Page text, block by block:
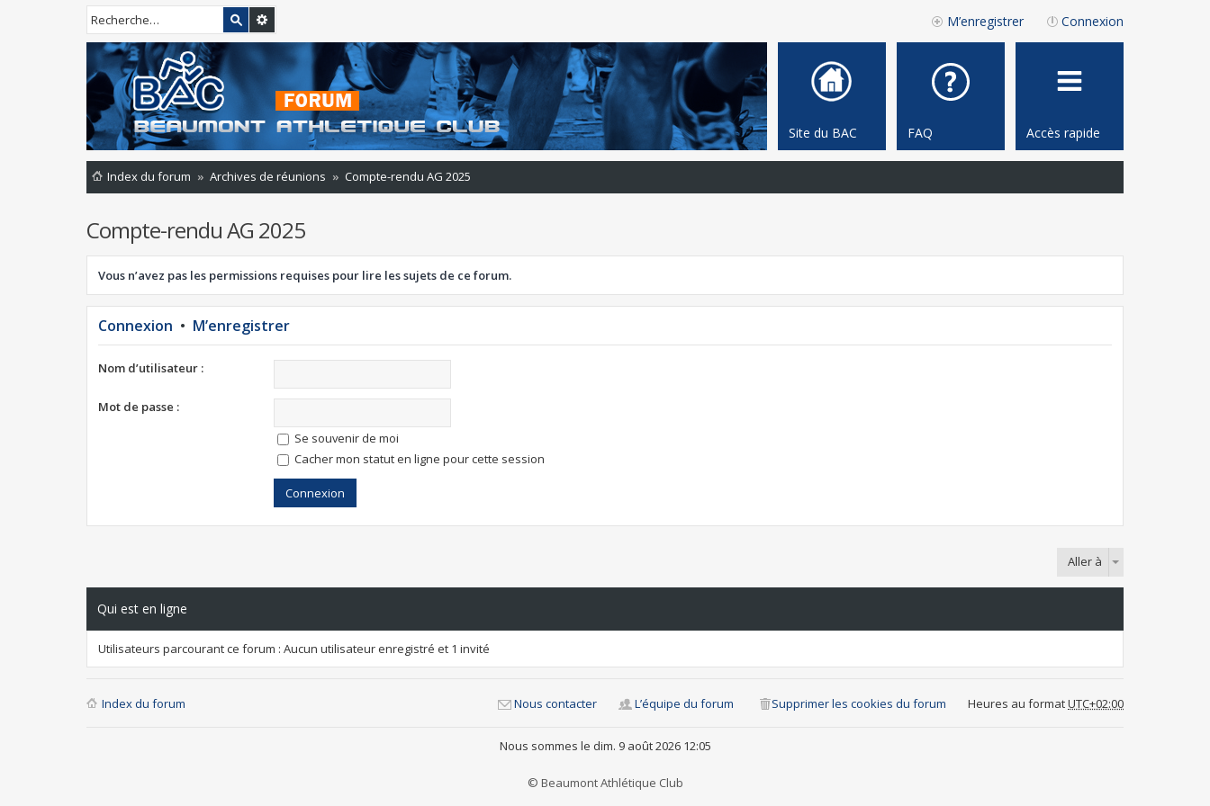
Connexion
M’enregistrer
Accès rapide
FAQ
Site du BAC
Index du forum Archives de réunions Compte-rendu AG 2025
Compte-rendu AG 2025
Vous n’avez pas les permissions requises pour lire les sujets de ce forum.
Connexion • M’enregistrer
Nom d’utilisateur :
Mot de passe :
Se souvenir de moi
Cacher mon statut en ligne pour cette session
Aller à
Qui est en ligne
Utilisateurs parcourant ce forum : Aucun utilisateur enregistré et 1 invité
Index du forum Heures au formatUTC+02:00
Supprimer les cookies du forum
L’équipe du forum
Nous contacter
Nous sommes le dim. 9 août 2026 12:05
© Beaumont Athlétique Club